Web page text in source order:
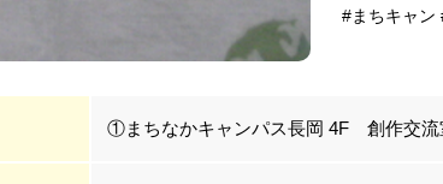
#まちキャン
①まちなかキャンパス長岡 4F 創作交